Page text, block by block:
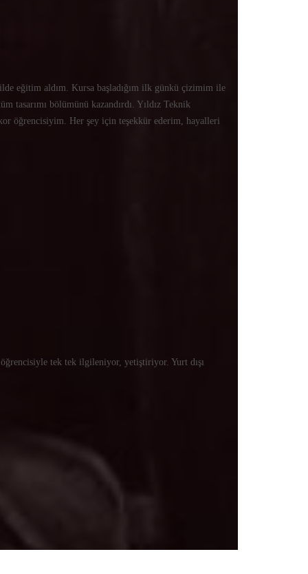
eğitim aldım. Kursa başladığım ilk günkü çizimim ile
tasarımı bölümünü kazandırdı. Yıldız Teknik
öğrencisiyim. Her şey için teşekkür ederim, hayalleri
tek tek ilgileniyor, yetiştiriyor. Yurt dışı